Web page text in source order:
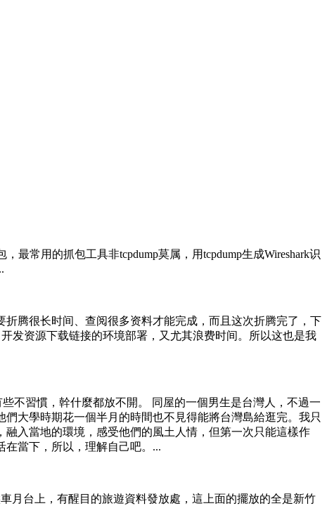
最常用的抓包工具非tcpdump莫属，用tcpdump生成Wireshark识
腾很长时间、查阅很多资料才能完成，而且这次折腾完了，下
发资源下载链接的环境部署，又尤其浪费时间。所以这也是我
不習慣，幹什麼都放不開。 同屋的一個男生是台灣人，不過一
大學時期花一個半月的時間也不見得能將台灣島給逛完。我只
入當地的環境，感受他們的風土人情，但第一次只能這樣作
當下，所以，理解自己吧。...
月台上，有醒目的旅遊資料發放處，這上面的擺放的全是新竹